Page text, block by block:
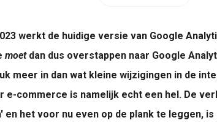
werkt de huidige versie van Google
moetdan dus overstappen naar Google
meer in dan wat kleine wijzigingen in de
e-commerce is namelijk echt een hel. De
en het voor nu even op de plank te leggen,